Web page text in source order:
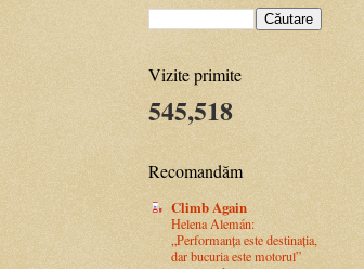
Vizite primite
545,518
Recomandăm
Climb Again
Helena Alemán:
„Performanța este destinația,
dar bucuria este motorul”